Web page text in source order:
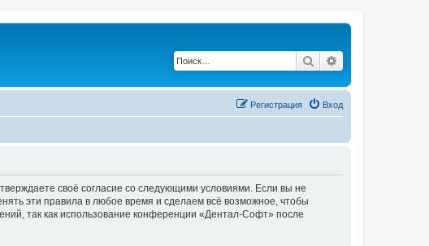
Поиск
Вход
Регистрация
своё согласие со следующими условиями. Если вы не
эти правила в любое время и сделаем всё возможное, чтобы
так как использование конференции «Дентал-Софт» после